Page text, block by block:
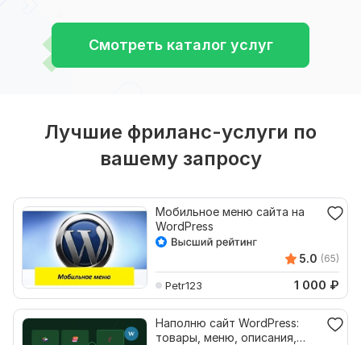
Смотреть каталог услуг
Лучшие фриланс-услуги по
вашему запросу
Мобильное меню сайта на
WordPress
5.0 (65)
Petr123 1 000 ₽
Наполню сайт WordPress:
товары, меню, описания,